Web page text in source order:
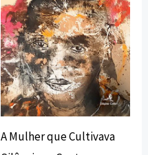
A Mulher que Cultivava